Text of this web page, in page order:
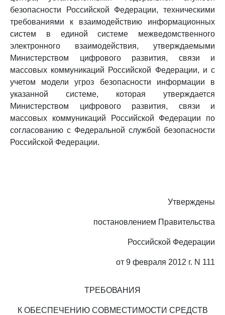
безопасности Российской Федерации, техническими
требованиями к взаимодействию информационных
систем в единой системе межведомственного
электронного взаимодействия, утверждаемыми
Министерством цифрового развития, связи и
массовых коммуникаций Российской Федерации, и с
учетом модели угроз безопасности информации в
указанной системе, которая утверждается
Министерством цифрового развития, связи и
массовых коммуникаций Российской Федерации по
согласованию с Федеральной службой безопасности
Российской Федерации.
Утверждены
постановлением Правительства
Российской Федерации
от 9 февраля 2012 г. N 111
ТРЕБОВАНИЯ
К ОБЕСПЕЧЕНИЮ СОВМЕСТИМОСТИ СРЕДСТВ